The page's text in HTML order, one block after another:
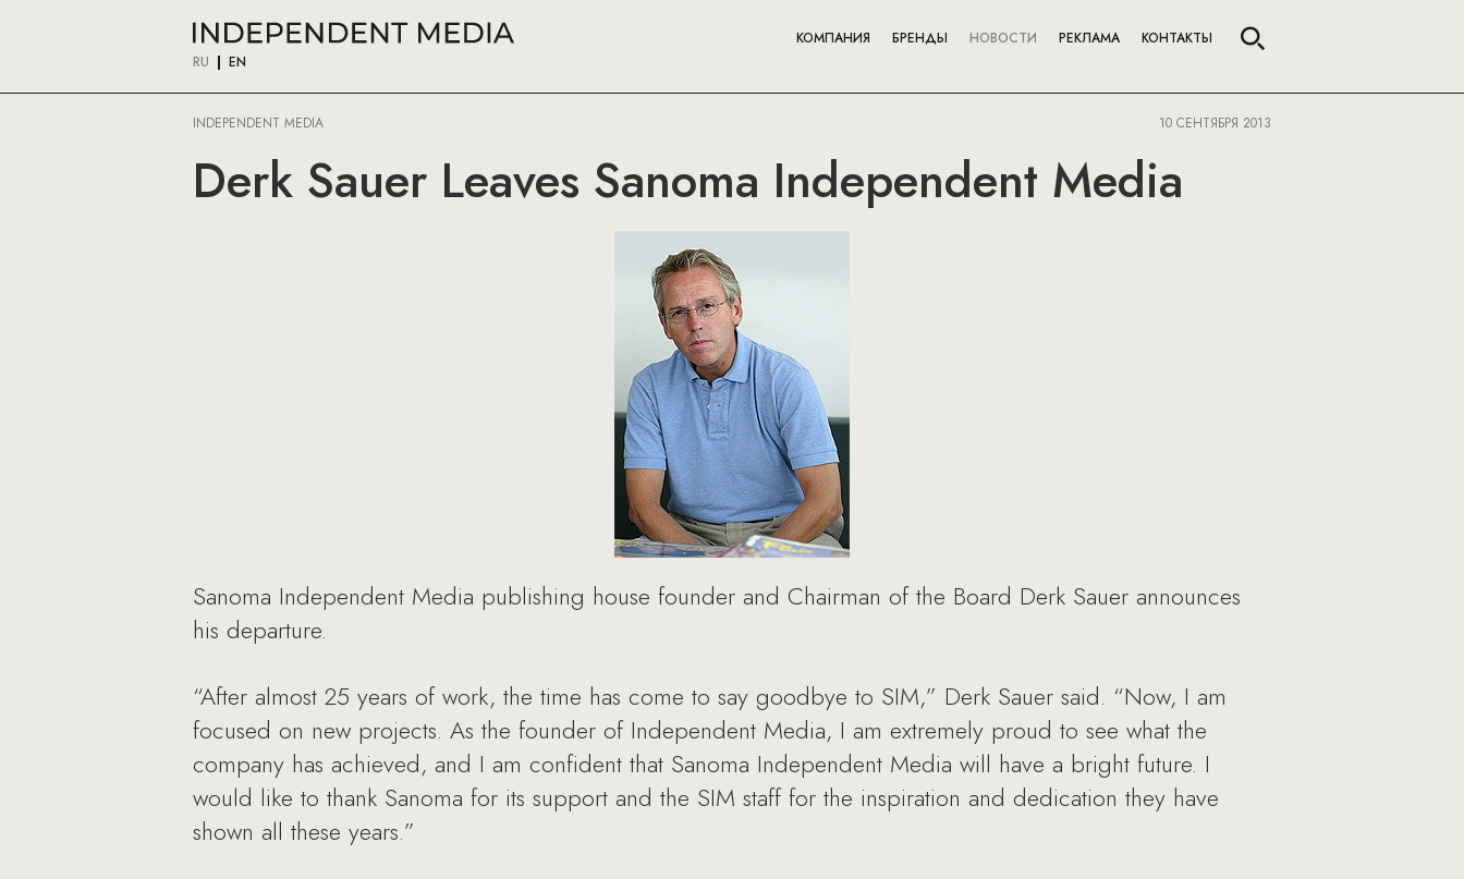
RU EN
КОМПАНИЯ БРЕНДЫ НОВОСТИ РЕКЛАМА КОНТАКТЫ
INDEPENDENT MEDIA 10 СЕНТЯБРЯ 2013
Derk Sauer Leaves Sanoma Independent Media
Sanoma Independent Media publishing house founder and Chairman of the Board Derk Sauer announces
his departure.
“After almost 25 years of work, the time has come to say goodbye to SIM,” Derk Sauer said. “Now, I am
focused on new projects. As the founder of Independent Media, I am extremely proud to see what the
company has achieved, and I am confident that Sanoma Independent Media will have a bright future. I
would like to thank Sanoma for its support and the SIM staff for the inspiration and dedication they have
shown all these years.”